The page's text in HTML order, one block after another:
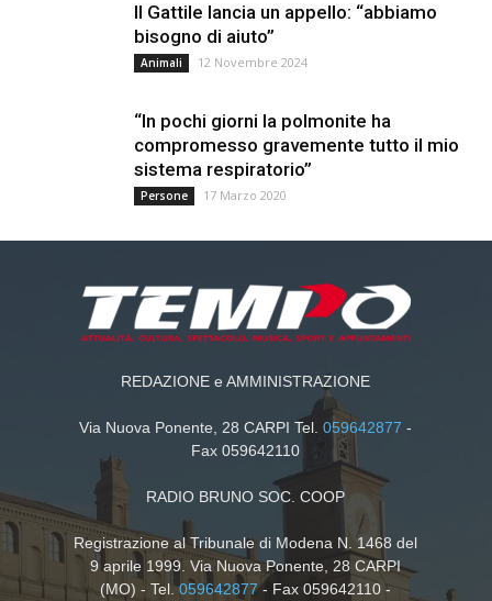
Il Gattile lancia un appello: “abbiamo
bisogno di aiuto”
Animali 12 Novembre 2024
“In pochi giorni la polmonite ha
compromesso gravemente tutto il mio
sistema respiratorio”
Persone 17 Marzo 2020
REDAZIONE e AMMINISTRAZIONE
Via Nuova Ponente, 28 CARPI Tel.059642877 -
Fax 059642110
RADIO BRUNO SOC. COOP
Registrazione al Tribunale di Modena N. 1468 del
9 aprile 1999. Via Nuova Ponente, 28 CARPI
(MO) - Tel.059642877- Fax 059642110 -